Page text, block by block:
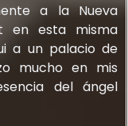
a la Nueva
en esta misma
a un palacio de
mucho en mis
del ángel